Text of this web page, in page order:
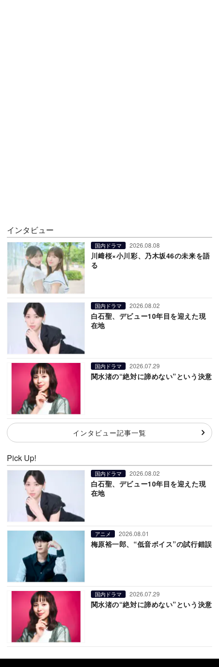
インタビュー
国内ドラマ 2026.08.08
川﨑桜×小川彩、乃木坂46の未来を語
る
国内ドラマ 2026.08.02
白石聖、デビュー10年目を迎えた現
在地
国内ドラマ 2026.07.29
関水渚の“絶対に諦めない”という決意
インタビュー記事一覧
Pick Up!
国内ドラマ 2026.08.02
白石聖、デビュー10年目を迎えた現
在地
アニメ 2026.08.01
梅原裕一郎、“低音ボイス”の試行錯誤
国内ドラマ 2026.07.29
関水渚の“絶対に諦めない”という決意